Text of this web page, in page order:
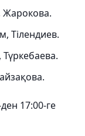
Жарокова.
Тілендиев.
17:00-ге